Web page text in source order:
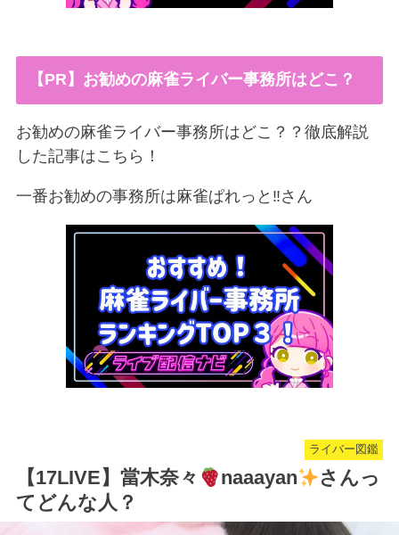
【PR】お勧めの麻雀ライバー事務所はどこ？
お勧めの麻雀ライバー事務所はどこ？？徹底解説
した記事はこちら！
一番お勧めの事務所は麻雀ぱれっと‼︎さん
ライバー図鑑
【17LIVE】當木奈々 naaayan
さんっ
てどんな人？